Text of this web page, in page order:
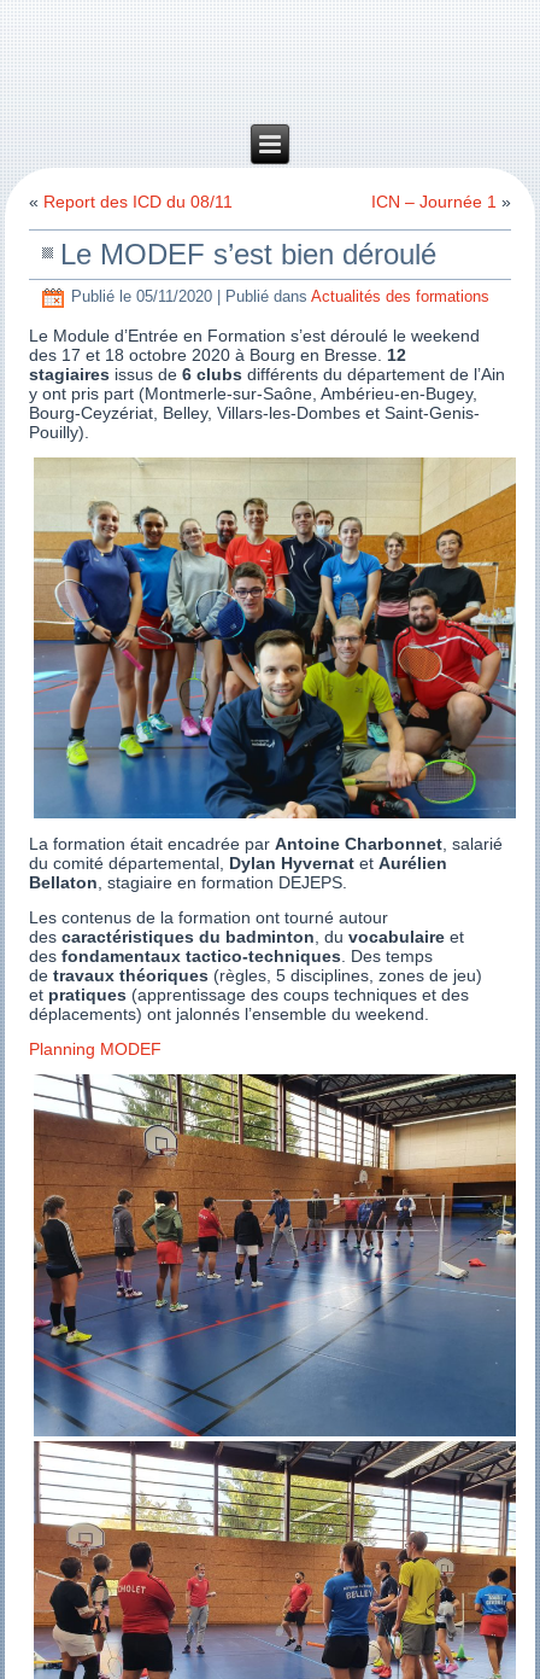
« Report des ICD du 08/11 ICN – Journée 1 »
Le MODEF s’est bien déroulé
Publié le 05/11/2020 Publié dans Actualités des formations
Le Module d’Entrée en Formation s’est déroulé le weekend
des 17 et 18 octobre 2020 à Bourg en Bresse. 12
stagiaires issus de6 clubs différents du département de l’Ain
y ont pris part (Montmerle-sur-Saône, Ambérieu-en-Bugey,
Bourg-Ceyzériat, Belley, Villars-les-Dombes et Saint-Genis-
Pouilly).
La formation était encadrée parAntoine Charbonnet, salarié
du comité départemental, Dylan Hyvernat etAurélien
Bellaton, stagiaire en formation DEJEPS.
Les contenus de la formation ont tourné autour
descaractéristiques du badminton, duvocabulaire et
desfondamentaux tactico-techniques. Des temps
detravaux théoriques (règles, 5 disciplines, zones de jeu)
et pratiques (apprentissage des coups techniques et des
déplacements) ont jalonnés l’ensemble du weekend.
Planning MODEF